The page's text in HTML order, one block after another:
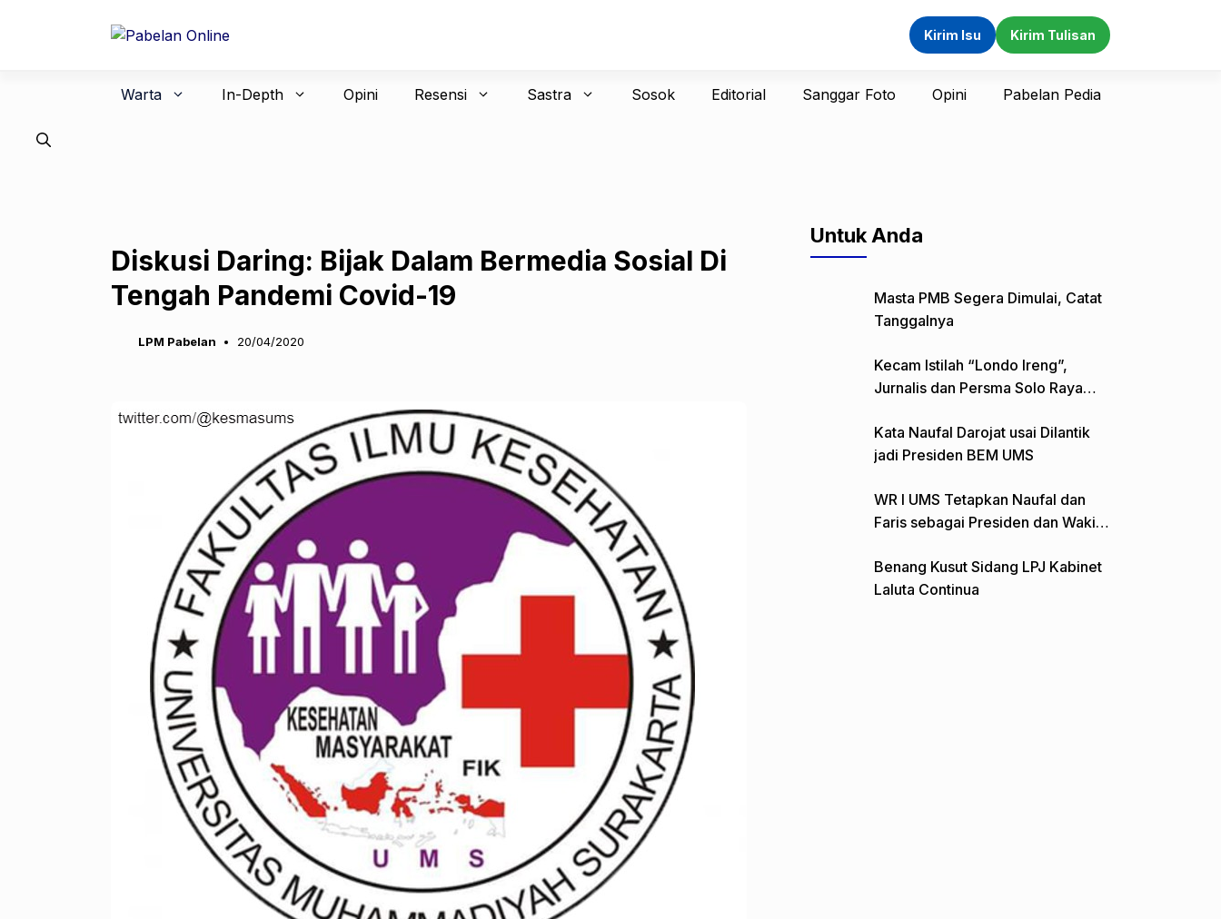
Kirim Isu Kirim Tulisan
Warta In-Depth Opini Resensi Sastra Sosok Editorial Sanggar Foto Opini Pabelan Pedia
Diskusi Daring: Bijak Dalam Bermedia Sosial Di
Tengah Pandemi Covid-19
LPM Pabelan 20/04/2020
Untuk Anda
Masta PMB Segera Dimulai, Catat
Tanggalnya
Kecam Istilah “Londo Ireng”,
Jurnalis dan Persma Solo Raya
Kata Naufal Darojat usai Dilantik
jadi Presiden BEM UMS
WR I UMS Tetapkan Naufal dan
Faris sebagai Presiden dan Wakil
Benang Kusut Sidang LPJ Kabinet
Laluta Continua